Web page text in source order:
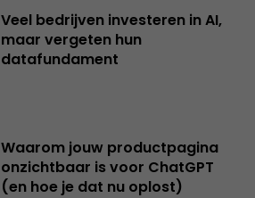
Veel bedrijven investeren in AI,
maar vergeten hun
datafundament
Waarom jouw productpagina
onzichtbaar is voor ChatGPT
(en hoe je dat nu oplost)